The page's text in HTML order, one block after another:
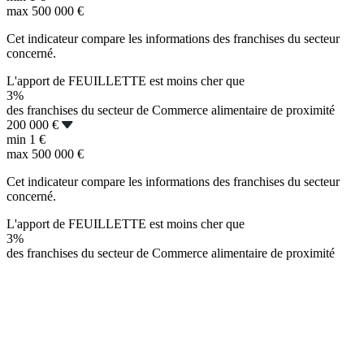
max 500 000 €
Cet indicateur compare les informations des franchises du secteur
concerné.
L'apport de FEUILLETTE est moins cher que
3%
des franchises du secteur de Commerce alimentaire de proximité
200 000 €
min 1 €
max 500 000 €
Cet indicateur compare les informations des franchises du secteur
concerné.
L'apport de FEUILLETTE est moins cher que
3%
des franchises du secteur de Commerce alimentaire de proximité